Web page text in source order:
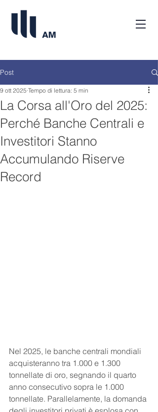
Post
La Corsa all'Oro del 2025:
Perché Banche Centrali e
Investitori Stanno
Accumulando Riserve
Record
9 ott 2025 Tempo di lettura: 5 min
Nel 2025, le banche centrali mondiali
acquisteranno tra 1.000 e 1.300
tonnellate di oro, segnando il quarto
anno consecutivo sopra le 1.000
tonnellate. Parallelamente, la domanda